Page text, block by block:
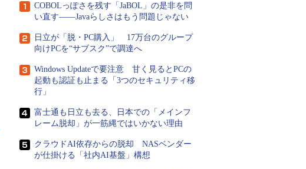
COBOLっぽさを残す「JaBOL」の是非を問
い直す――Javaらしさはもう問題じゃない
日立が「脱・PC購入」 17万台のグループ
向けPCを“サブスク”で調達へ
Windows Updateで要注意 甘く見るとPCの
起動も認証も止まる「3つのセキュリティ移
行」
富士通も日立も去る、日本での「メインフ
レーム脱却」が一筋縄ではいかない理由
クラウドAI依存からの脱却 NASベンダー
が仕掛ける「社内AI基盤」構想